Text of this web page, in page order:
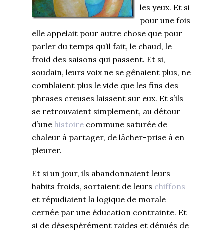
les yeux. Et si
pour une fois
elle appelait pour autre chose que pour
parler du temps qu’il fait, le chaud, le
froid des saisons qui passent. Et si,
soudain, leurs voix ne se gênaient plus, ne
comblaient plus le vide que les fins des
phrases creuses laissent sur eux. Et s’ils
se retrouvaient simplement, au détour
d’une histoire commune saturée de
chaleur à partager, de lâcher-prise à en
pleurer.
Et si un jour, ils abandonnaient leurs
habits froids, sortaient de leurs chiffons
et répudiaient la logique de morale
cernée par une éducation contrainte. Et
si de désespérément raides et dénués de